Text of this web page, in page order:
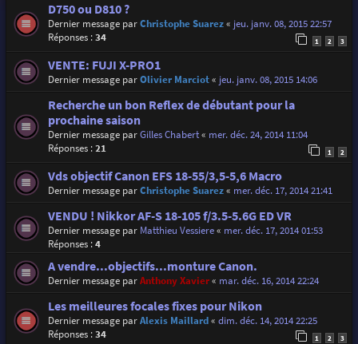
D750 ou D810 ?
Dernier message parChristophe Suarez« jeu. janv. 08, 2015 22:57
Réponses :34 1 2 3
VENTE: FUJI X-PRO1
Dernier message parOlivier Marciot« jeu. janv. 08, 2015 14:06
Recherche un bon Reflex de débutant pour la
prochaine saison
Dernier message parGilles Chabert« mer. déc. 24, 2014 11:04
Réponses :21 1 2
Vds objectif Canon EFS 18-55/3,5-5,6 Macro
Dernier message parChristophe Suarez« mer. déc. 17, 2014 21:41
VENDU ! Nikkor AF-S 18-105 f/3.5-5.6G ED VR
Dernier message par Matthieu Vessiere« mer. déc. 17, 2014 01:53
Réponses :4
A vendre...objectifs...monture Canon.
Dernier message parAnthony Xavier« mar. déc. 16, 2014 22:24
Les meilleures focales fixes pour Nikon
Dernier message parAlexis Maillard« dim. déc. 14, 2014 22:25
Réponses :34 1 2 3